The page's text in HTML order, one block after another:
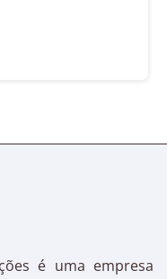
é uma empresa